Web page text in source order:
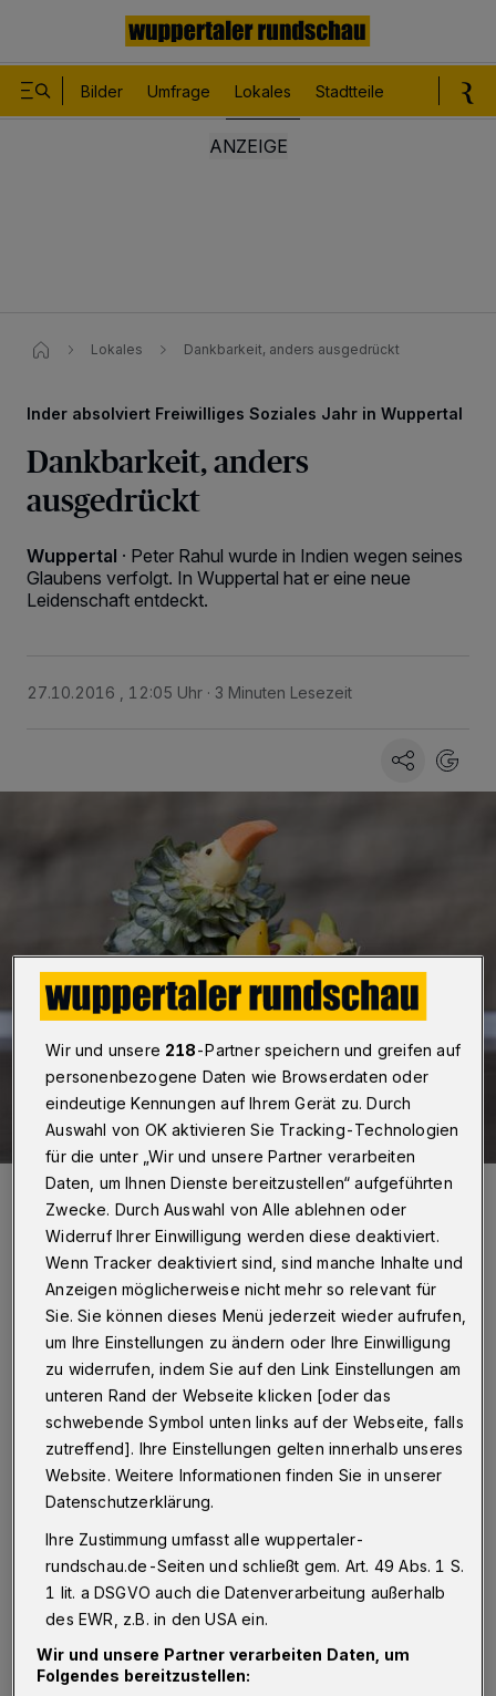
Bilder Umfrage Lokales Stadtteile
Lokales Dankbarkeit, anders ausgedrückt
Inder absolviert Freiwilliges Soziales Jahr in Wuppertal
Dankbarkeit, anders
ausgedrückt
Wuppertal · Peter Rahul wurde in Indien wegen seines
Glaubens verfolgt. In Wuppertal hat er eine neue
Leidenschaft entdeckt.
27.10.2016 , 12:05 Uhr 3 Minuten Lesezeit
Ananas mal anders.
Foto: Max Höllwarth
Von Nina Bossy
D ie Verständigung mit Peter Rahul ist
schwierig. "Können wir das leisten?",
fragte sich auch Rainer Keßler als Leiter des
Caritas-Altenzentrums St. Suitbertus, als sich
der junge Inder mit rudimentären
Deutschkenntnissen bei ihm für ein
Freiwilliges Soziales Jahr (FSJ) bewarb. "Wer,
wenn nicht wir, war die Antwort, die ich mir
selber gab", erinnert sich Keßler.
Wir und unsere 218-Partner speichern und greifen auf
personenbezogene Daten wie Browserdaten oder
eindeutige Kennungen auf Ihrem Gerät zu. Durch
Auswahl von OK aktivieren Sie Tracking-Technologien
für die unter „Wir und unsere Partner verarbeiten
Daten, um Ihnen Dienste bereitzustellen“ aufgeführten
Zwecke. Durch Auswahl von Alle ablehnen oder
Widerruf Ihrer Einwilligung werden diese deaktiviert.
Wenn Tracker deaktiviert sind, sind manche Inhalte und
Anzeigen möglicherweise nicht mehr so relevant für
Sie. Sie können dieses Menü jederzeit wieder aufrufen,
um Ihre Einstellungen zu ändern oder Ihre Einwilligung
zu widerrufen, indem Sie auf den Link Einstellungen am
unteren Rand der Webseite klicken [oder das
schwebende Symbol unten links auf der Webseite, falls
zutreffend]. Ihre Einstellungen gelten innerhalb unseres
Website. Weitere Informationen finden Sie in unserer
Datenschutzerklärung.
Ihre Zustimmung umfasst alle wuppertaler-
rundschau.de-Seiten und schließt gem. Art. 49 Abs. 1 S.
1 lit. a DSGVO auch die Datenverarbeitung außerhalb
des EWR, z.B. in den USA ein.
Wir und unsere Partner verarbeiten Daten, um
Folgendes bereitzustellen: